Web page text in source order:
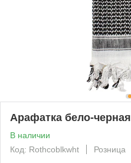
Арафатка бело-черная
В наличии
Код: Rothcoblkwht
Розница